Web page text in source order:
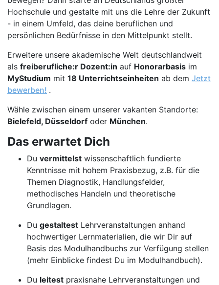
Hochschule und gestalte mit uns die Lehre der Zukunft
- in einem Umfeld, das deine beruflichen und
persönlichen Bedürfnisse in den Mittelpunkt stellt.
Erweitere unsere akademische Welt deutschlandweit
als freiberufliche:r Dozent:in auf Honorarbasis im
MyStudium mit 18 Unterrichtseinheiten ab dem Jetzt
bewerben! .
Wähle zwischen einem unserer vakanten Standorte:
Bielefeld, Düsseldorf oder München.
Das erwartet Dich
Du vermittelst wissenschaftlich fundierte
Kenntnisse mit hohem Praxisbezug, z.B. für die
Themen Diagnostik, Handlungsfelder,
methodisches Handeln und theoretische
Grundlagen.
Du gestaltest Lehrveranstaltungen anhand
hochwertiger Lernmaterialien, die wir Dir auf
Basis des Modulhandbuchs zur Verfügung stellen
(mehr Einblicke findest Du im Modulhandbuch).
Du leitest praxisnahe Lehrveranstaltungen und